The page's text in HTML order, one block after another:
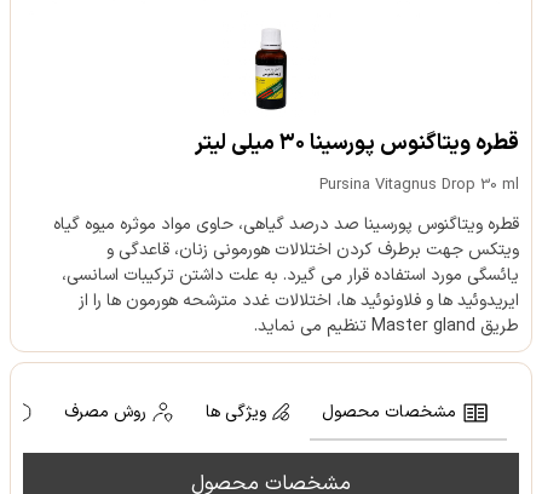
قطره ویتاگنوس پورسینا ۳۰ میلی لیتر
Pursina Vitagnus Drop 30 ml
قطره ویتاگنوس پورسینا صد درصد گیاهی، حاوی مواد موثره میوه گیاه
ویتکس جهت برطرف کردن اختلالات هورمونی زنان، قاعدگی و
یائسگی مورد استفاده قرار می گیرد. به علت داشتن ترکیبات اسانسی،
ایریدوئید ها و فلاونوئید ها، اختلالات غدد مترشحه هورمون ها را از
طریق Master gland تنظیم می نماید.
مشخصات محصول ویژگی ها روش مصرف
مشخصات محصول